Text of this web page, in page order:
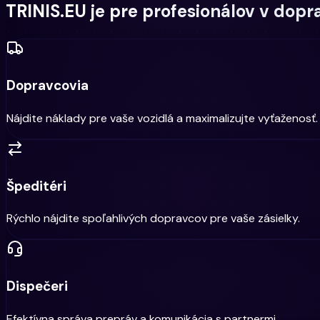
TRINIS.EU je pre profesionálov v
Dopravcovia
Nájdite náklady pre vaše vozidlá a maximalizujte vyťaženosť.
Špeditéri
Rýchlo nájdite spoľahlivých dopravcov pre vaše zásielky.
Dispečeri